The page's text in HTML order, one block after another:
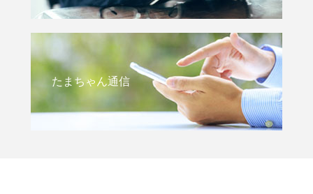
たまちゃん通信